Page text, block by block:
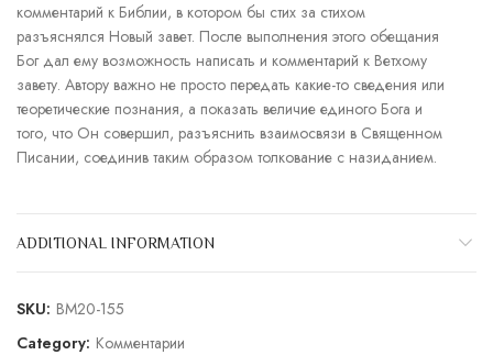
комментарий к Библии, в котором бы стих за стихом
разъяснялся Новый завет. После выполнения этого обещания
Бог дал ему возможность написать и комментарий к Ветхому
завету. Автору важно не просто передать какие-то сведения или
теоретические познания, а показать величие единого Бога и
того, что Он совершил, разъяснить взаимосвязи в Священном
Писании, соединив таким образом толкование с назиданием.
ADDITIONAL INFORMATION
SKU: BM20-155
Category: Комментарии